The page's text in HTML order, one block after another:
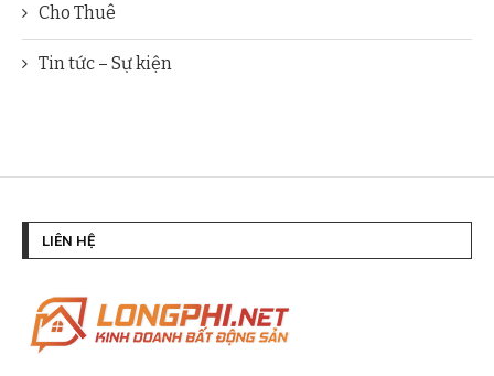
Cho Thuê
Tin tức – Sự kiện
LIÊN HỆ